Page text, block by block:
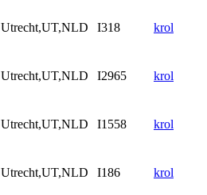
Utrecht,UT,NLD I318 krol
Utrecht,UT,NLD I2965 krol
Utrecht,UT,NLD I1558 krol
Utrecht,UT,NLD I186 krol